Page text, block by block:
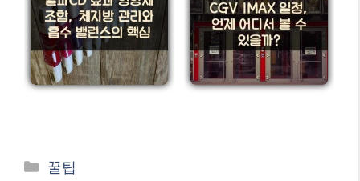
카
꿀팁